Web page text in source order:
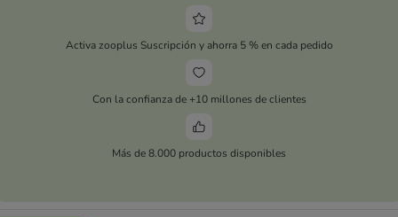
Activa zooplus Suscripción y ahorra 5 % en cada pedido
Con la confianza de +10 millones de clientes
Más de 8.000 productos disponibles